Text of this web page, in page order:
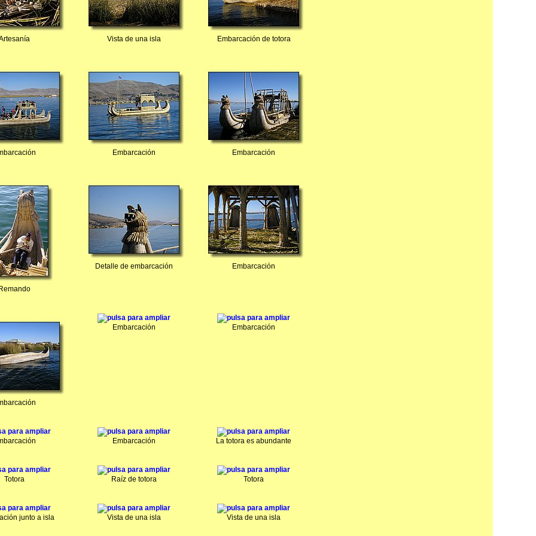
Vista de una isla Embarcación de totora
Embarcación Embarcación
Detalle de embarcación Embarcación
Embarcación Embarcación
Embarcación La totora es abundante
Totora Raíz de totora Totora
junto a isla Vista de una isla Vista de una isla